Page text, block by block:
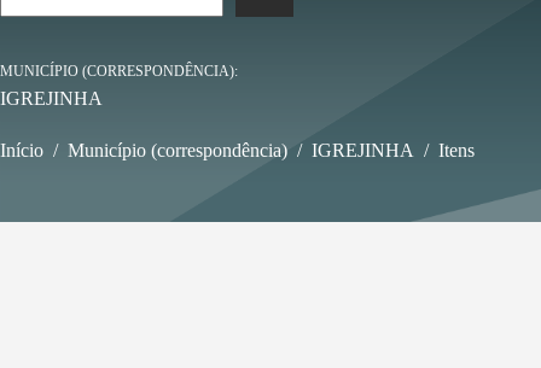
MUNICÍPIO (CORRESPONDÊNCIA)
IGREJINHA
Início / Município (correspondência) / IGREJINHA / Itens